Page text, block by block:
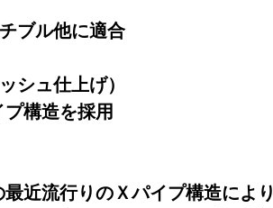
ブル他に適合
シュ仕上げ）
構造を採用
近流行りのＸパイプ構造により